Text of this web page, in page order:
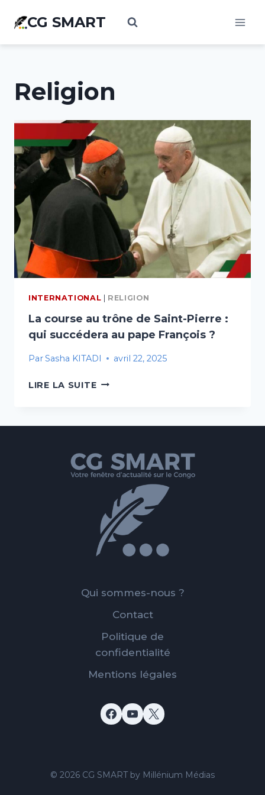
CG SMART
Religion
INTERNATIONAL | RELIGION
La course au trône de Saint-Pierre :
qui succédera au pape François ?
ParSasha KITADI avril 22, 2025
LIRE LA SUITELA
PIERRE
:
SUCCÉDERA
AU
PAPE
FRANÇOIS
?
Qui sommes-nous ?
Contact
Politique de
confidentialité
Mentions légales
© 2026 CG SMART by Millénium Médias